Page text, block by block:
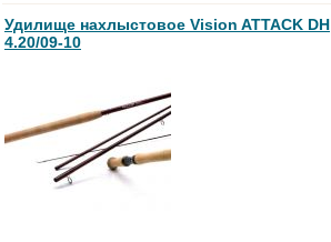
Удилище нахлыстовое Vision ATTACK DH
4.20/09-10